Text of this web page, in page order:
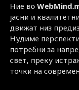
Ние во
јасни и
движат низ
Нудиме
потребни за
свет, преку
точки на